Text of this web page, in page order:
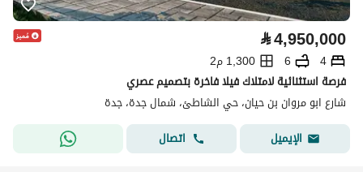
⃁4,950,000
4
6
1,300 م2
فرصة استثنائية لامتلاك فيلا فاخرة بتصميم عصري
شارع ابو مروان بن حيان، حي الشاطئ، شمال جدة، جدة
الإيميل
اتصال